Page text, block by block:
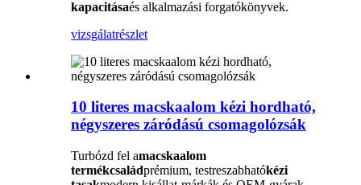
kapacitásaés alkalmazási forgatókönyvek.
vizsgálatrészlet
10 literes macskaalom kézi hordható,
négyszeres záródású csomagolózsák
Turbózd fel amacskaalom
termékcsaládprémium, testreszabhatókézi